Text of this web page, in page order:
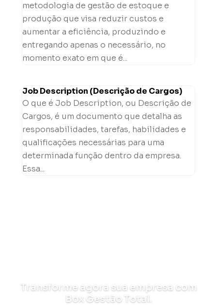
metodologia de gestão de estoque e
produção que visa reduzir custos e
aumentar a eficiência, produzindo e
entregando apenas o necessário, no
momento exato em que é...
Job Description (Descrição de Cargos)
O que é Job Description, ou Descrição de
Cargos, é um documento que detalha as
responsabilidades, tarefas, habilidades e
qualificações necessárias para uma
determinada função dentro da empresa.
Essa...
Transforme agora sua empresa com
Box Gestão Total.